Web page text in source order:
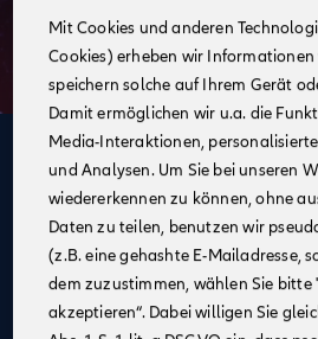
Deine Vorteile
im Vertrieb der
Allianz alsstarker Partnerund
Businesspläne mit
Mit Cookies und anderen
Cookies) erheben wir
speichern solche auf Ihrem Gerät
Damit ermöglichen wir u.a. die
Media-Interaktionen,
und Analysen. Um Sie bei unseren
wiedererkennen zu können, ohne
Daten zu teilen, benutzen wir
(z.B. eine gehashte E-Mailadresse,
dem zuzustimmen, wählen Sie bitte
akzeptieren“. Dabei willigen Sie